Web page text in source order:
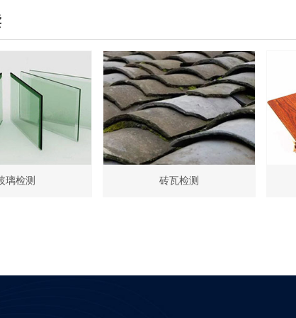
璃检测 砖瓦检测